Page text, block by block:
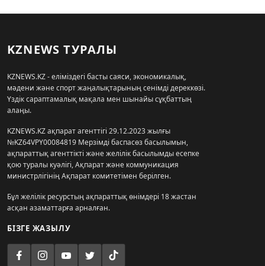
KZNEWS ТУРАЛЫ
KZNEWS.KZ - еліміздегі басты саяси, экономикалық,
мәдени және спорт жаңалықтарының сенімді дереккөзі.
Үздік сараптамалық мақала мен шынайы сұқбаттың
алаңы.
KZNEWS.KZ ақпарат агенттігі 29.12.2023 жылғы
№KZ64VPY00084819 Мерзімді баспасөз басылымын,
ақпараттық агенттікті және желілік басылымды есепке
қою туралы куәлігі, Ақпарат және коммуникация
министрлігінің Ақпарат комитетімен берілген.
Бұл желілік ресурстың ақпараттық өнімдері 18 жастан
асқан азаматтарға арналған.
БІЗГЕ ЖАЗЫЛУ